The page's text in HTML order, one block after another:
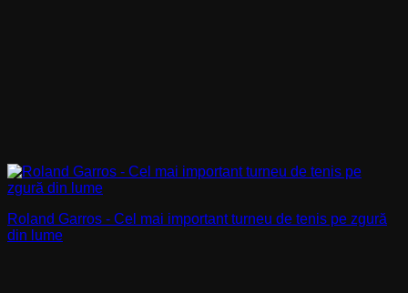
Roland Garros - Cel mai important turneu de tenis pe zgură
din lume